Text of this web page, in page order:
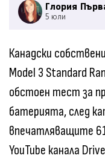
Глория
5 юли
Канадски
Model 3 Standard
обстоен тест за
батерията, след
впечатляващите
YouTube канала